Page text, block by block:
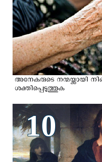
അനേകരുടെ നന്മയ്ക്കായി
ശക്തിപ്പെടുത്തുക
10